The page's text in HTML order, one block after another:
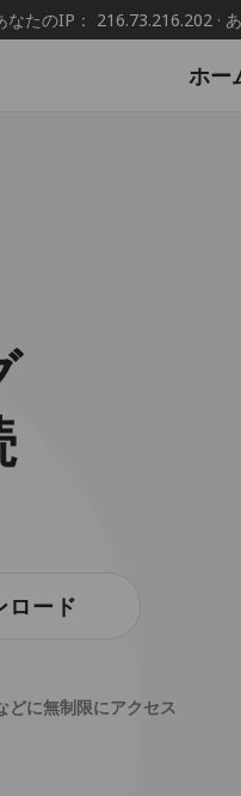
なたのIP： 216.73.216.202 ·
ホー
ロード
どに無制限にアクセス